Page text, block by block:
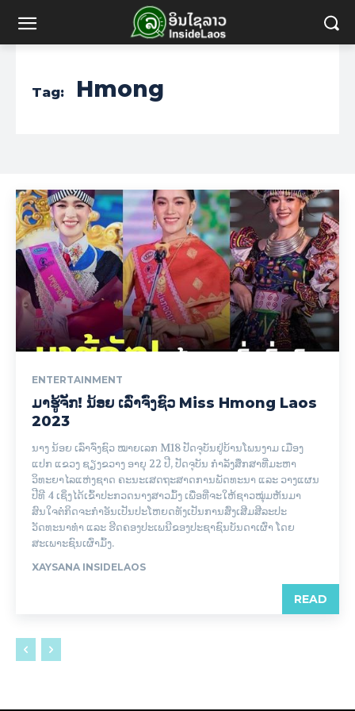
Tag: Hmong
ENTERTAINMENT
ມາຮູ້ຈັກ! ນ້ອຍ ເລົ່າຈົ່ງຊົວ Miss Hmong Laos
2023
ນາງ ນ້ອຍ ເລົ່າຈົ່ງຊົວ ໝາຍເລກ M18 ປັດຈຸບັນຢູ່ບ້ານໂພນງາມ ເມືອງ
ແປກ ແຂວງ ຊຽງຂວາງ ອາຍຸ 22 ປີ, ປັດຈຸບັນ ກໍາລັງສຶກສາທີ່ມະຫາ
ວິທະຍາໄລແຫ່ງຊາດ ຄະນະເສດຖະສາດການພັດທະນາ ແລະ ວາງແຜນ
ປີທີ 4 ເຊິ່ງໄດ້ເຂົ້າປະກວດນາງສາວມົ້ງ ເພື່ອທີ່ຈະໃຫ້ຊາວໝຸ່ມຫັນມາ
ສົນໃຈຕໍ່ກິດຈະກຳອັນເປັນປະໂຫຍດທັງເປັນການສົ່ງເສີມສີລະປະ
ວັດທະນາທໍາ ແລະ ຮີດຄອງປະເພນີຂອງປະຊາຊົນບັນດາເຜົ່າ ໂດຍ
ສະເພາະຊົນເຜົ່າມົ້ງ.
XAYSANA INSIDELAOS
READ